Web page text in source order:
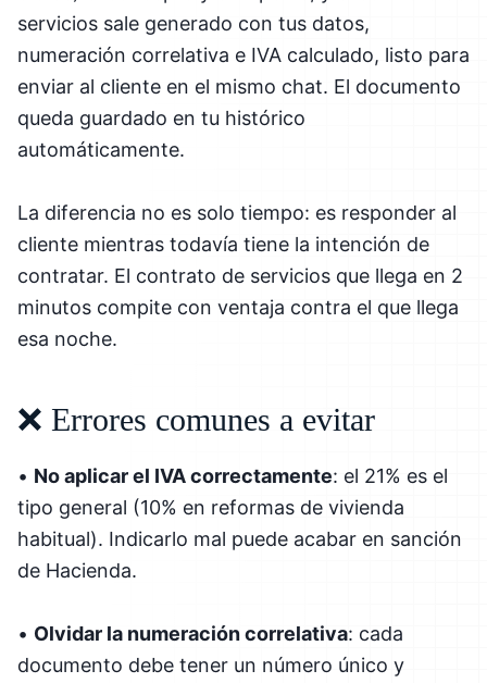
servicios sale generado con tus datos,
numeración correlativa e IVA calculado, listo para
enviar al cliente en el mismo chat. El documento
queda guardado en tu histórico
automáticamente.
La diferencia no es solo tiempo: es responder al
cliente mientras todavía tiene la intención de
contratar. El contrato de servicios que llega en 2
minutos compite con ventaja contra el que llega
esa noche.
❌ Errores comunes a evitar
• No aplicar el IVA correctamente: el 21% es el
tipo general (10% en reformas de vivienda
habitual). Indicarlo mal puede acabar en sanción
de Hacienda.
• Olvidar la numeración correlativa: cada
documento debe tener un número único y